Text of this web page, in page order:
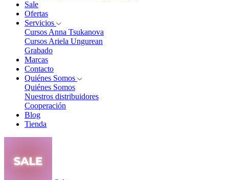
Sale
Ofertas
Servicios
Cursos Anna Tsukanova
Cursos Ariela Ungurean
Grabado
Marcas
Contacto
Quiénes Somos
Quiénes Somos
Nuestros distribuidores
Cooperación
Blog
Tienda